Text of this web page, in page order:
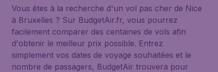
Vous êtes à la recherche d'un vol pas cher de Nice
à Bruxelles ? Sur BudgetAir.fr, vous pourrez
facilement comparer des centaines de vols afin
d'obtenir le meilleur prix possible. Entrez
simplement vos dates de voyage souhaitées et le
nombre de passagers, BudgetAir trouvera pour